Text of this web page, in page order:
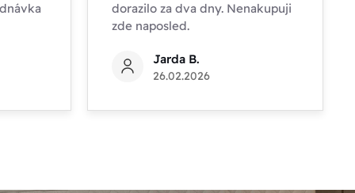
dorazilo za dva dny. Nenakupuji
zde naposled.
Jarda B.
26.02.2026